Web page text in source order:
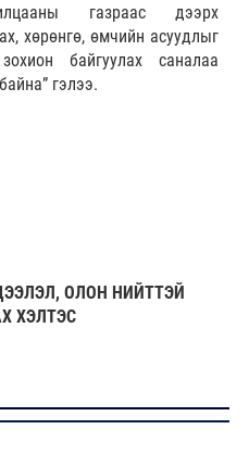
газраас дээрх
хөрөнгө, өмчийн асуудлыг
байгуулах саналаа
гэлээ.
ОЛОН НИЙТТЭЙ
ХЭЛТЭС